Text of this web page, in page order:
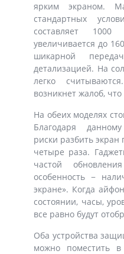
ярким экраном.
стандартных
составляет
увеличивается до
шикарной
детализацией. На
легко
возникнет жалоб,
На обеих моделях
Благодаря
риски разбить
четыре раза.
частой
особенность −
экране». Когда
состоянии, часы,
все равно будут
Оба устройства
можно поместить